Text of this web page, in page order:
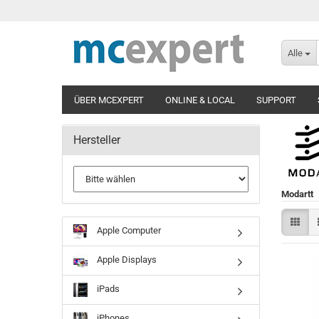
Alle
ÜBER MCEXPERT ONLINE & LOCAL SUPPORT
Modartt
Hersteller
Apple Computer
Apple Displays
iPads